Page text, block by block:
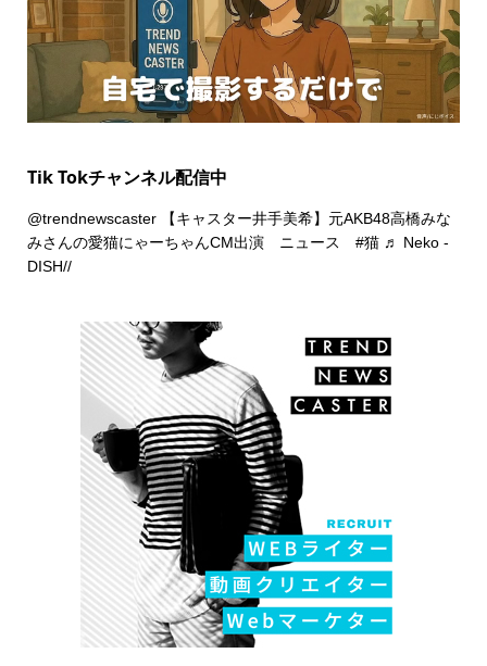
Tik Tokチャンネル配信中
@trendnewscaster【キャスター井手美希】元AKB48高橋みな
みさんの愛猫にゃーちゃんCM出演 ニュース #猫 ♬ Neko -
DISH//